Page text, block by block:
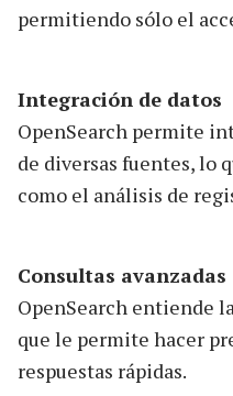
permitiendo sólo el
Integración de datos
OpenSearch permite
de diversas fuentes, lo
como el análisis de
Consultas avanzadas
OpenSearch entiende
que le permite hacer
respuestas rápidas.